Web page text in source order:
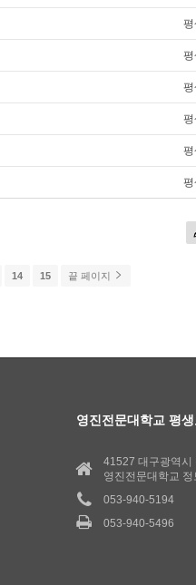
14 15 끝 페이지
영진전문대학교 평생
41527 대구광역시
영진전문대학교
053-940-5194
053-940-5496